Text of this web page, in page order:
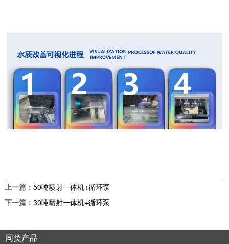
上一篇： 50吨喷射一体机+循环泵
下一篇： 30吨喷射一体机+循环泵
同类产品